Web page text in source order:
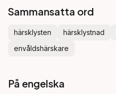
Sammansatta ord
härsklysten härsklystnad
envåldshärskare
På engelska